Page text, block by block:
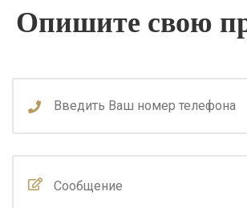
Опишите свою